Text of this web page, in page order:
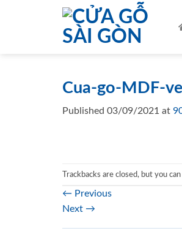
Cua-go-MDF-
Published 03/09/2021 at
Trackbacks are closed, but you can
← Previous
Next →